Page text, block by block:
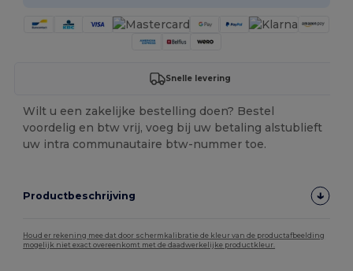
Snelle levering
Wilt u een zakelijke bestelling doen? Bestel
voordelig en btw vrij, voeg bij uw betaling alstublieft
uw intra communautaire btw-nummer toe.
Productbeschrijving
Houd er rekening mee dat door schermkalibratie de kleur van de productafbeelding
mogelijk niet exact overeenkomt met de daadwerkelijke productkleur.